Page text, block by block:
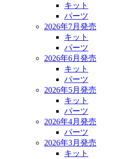
キット
パーツ
2026年7月発売
キット
パーツ
2026年6月発売
キット
パーツ
2026年5月発売
キット
パーツ
2026年4月発売
パーツ
2026年3月発売
キット